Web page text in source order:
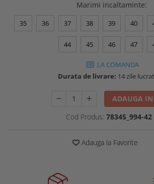
Echipamente specializate
Echipamente veterinari
Echipamente trimeri ongloane
Casti si antifoane protectie
Marimi incaltaminte:
35 36 37 38 39 40
44 45 46 47
LA COMANDA
Durata de livrare: 14 zile
ADAUGA IN
Cod Produs: 78345_994-42
Adauga la Favorite